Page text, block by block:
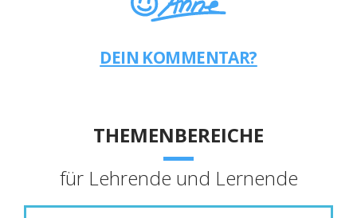
DEIN KOMMENTAR?
THEMENBEREICHE
für Lehrende und Lernende